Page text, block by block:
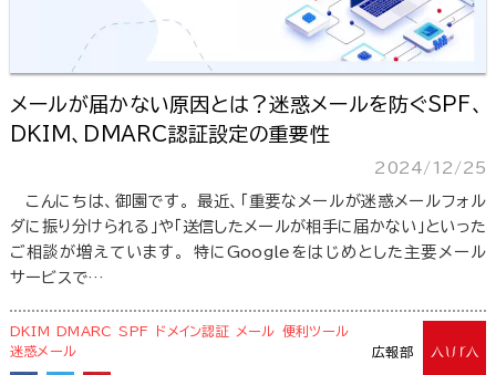
メールが届かない原因とは？迷惑メールを防ぐSPF、
DKIM、DMARC認証設定の重要性
2024/12/25
こんにちは、御園です。 最近、「重要なメールが迷惑メールフォル
ダに振り分けられる」や「送信したメールが相手に届かない」といった
ご相談が増えています。 特にGoogleをはじめとした主要メール
サービスで…
広報部
DKIM DMARC SPF ドメイン認証 メール 便利ツール
迷惑メール